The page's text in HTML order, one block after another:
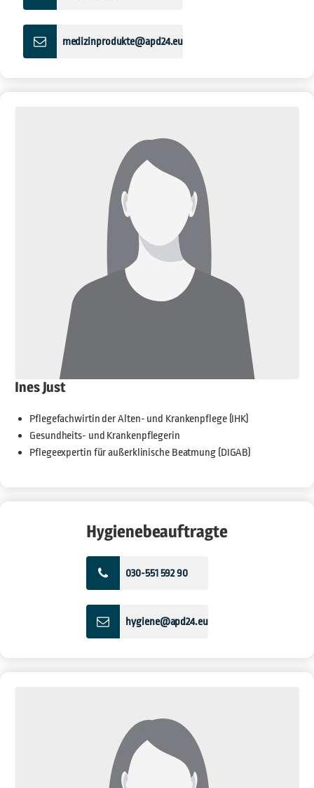
medizinprodukte@apd24.eu
Ines Just
Pflegefachwirtin der Alten- und Krankenpflege (IHK)
Gesundheits- und Krankenpflegerin
Pflegeexpertin für außerklinische Beatmung (DIGAB)
Hygienebeauftragte
030-551 592 90
hygiene@apd24.eu